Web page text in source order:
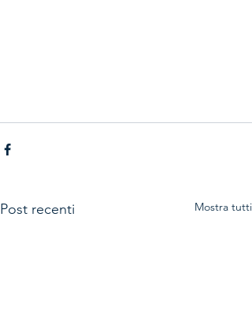
Post recenti Mostra tutti